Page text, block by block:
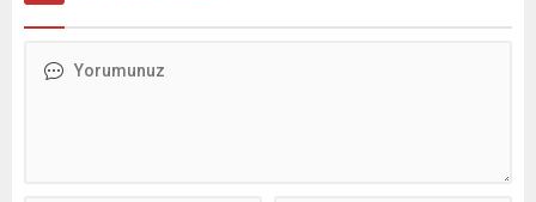
Gecesi’nin İslam âlemi için